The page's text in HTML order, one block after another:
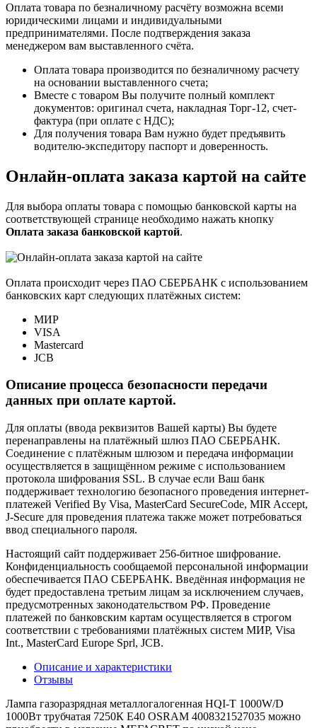
Оплата товара по безналичному расчёту возможна всеми
юридическими лицами и индивидуальными
предпринимателями. После подтверждения заказа
менеджером вам выставленного счёта.
Оплата товара производится по безналичному расчету
на основании выставленного счета;
Вместе с товаром Вы получите полный комплект
документов: оригинал счета, накладная Торг-12, счет-
фактура (при оплате с НДС);
Для получения товара Вам нужно будет предъявить
водителю-экспедитору паспорт и доверенность.
Онлайн-оплата заказа картой на сайте
Для выбора оплаты товара с помощью банковской карты на
соответствующей странице необходимо нажать кнопку
Оплата заказа банковской картой.
Оплата происходит через ПАО СБЕРБАНК с использованием
банковских карт следующих платёжных систем:
МИР
VISA
Mastercard
JCB
Описание процесса безопасности передачи
данных при оплате картой.
Для оплаты (ввода реквизитов Вашей карты) Вы будете
перенаправлены на платёжный шлюз ПАО СБЕРБАНК.
Соединение с платёжным шлюзом и передача информации
осуществляется в защищённом режиме с использованием
протокола шифрования SSL. В случае если Ваш банк
поддерживает технологию безопасного проведения интернет-
платежей Verified By Visa, MasterCard SecureCode, MIR Accept,
J-Secure для проведения платежа также может потребоваться
ввод специального пароля.
Настоящий сайт поддерживает 256-битное шифрование.
Конфиденциальность сообщаемой персональной информации
обеспечивается ПАО СБЕРБАНК. Введённая информация не
будет предоставлена третьим лицам за исключением случаев,
предусмотренных законодательством РФ. Проведение
платежей по банковским картам осуществляется в строгом
соответствии с требованиями платёжных систем МИР, Visa
Int., MasterCard Europe Sprl, JCB.
Описание и характеристики
Отзывы
Лампа газоразрядная металлогалогенная HQI-T 1000W/D
1000Вт трубчатая 7250К E40 OSRAM 4008321527035 можно